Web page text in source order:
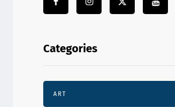
Categories
ART